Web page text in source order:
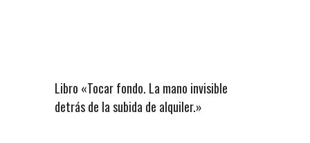
Libro «Tocar fondo. La mano invisible
detrás de la subida de alquiler.»